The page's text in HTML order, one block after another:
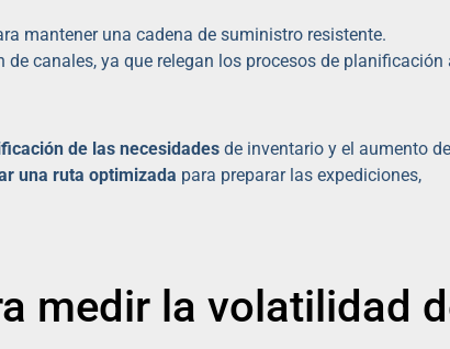
mantener una cadena de suministro resistente.
canales, ya que relegan los procesos de planificación
de las necesidades de inventario y el aumento
una ruta optimizada para preparar las expediciones,
medir la volatilidad